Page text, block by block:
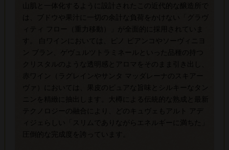
山肌と一体化するように設計されたこの近代的な醸造所で
は、ブドウや果汁に一切の余計な負荷をかけない「グラヴ
ィティ フロー（重力移動）」が全面的に採用されていま
す。 白ワインにおいては、ピノ ビアンコやソーヴィニヨ
ン ブラン、ゲヴュルツトラミネールといった品種の持つ
クリスタルのような透明感とアロマをそのまま引き出し、
赤ワイン（ラグレインやサンタ マッダレーナのスキアー
ヴァ）においては、果皮のピュアな旨味とシルキーなタン
ニンを精緻に抽出します。大樽による伝統的な熟成と最新
テクノロジーの融合により、どのキュヴェもアルト アデ
ィジェらしい「スリムでありながらエネルギーに満ちた」
圧倒的な完成度を誇っています。